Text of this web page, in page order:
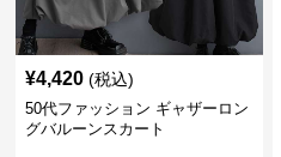
¥4,420 (税込)
50代ファッション ギャザーロン
グバルーンスカート